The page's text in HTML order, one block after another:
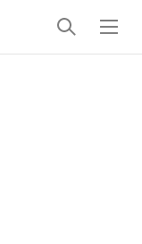
검
색
메
뉴